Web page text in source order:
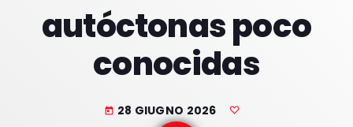
HOME
PROGRAMACION
autóctonas poco
conocidas
today 28 GIUGNO 2026